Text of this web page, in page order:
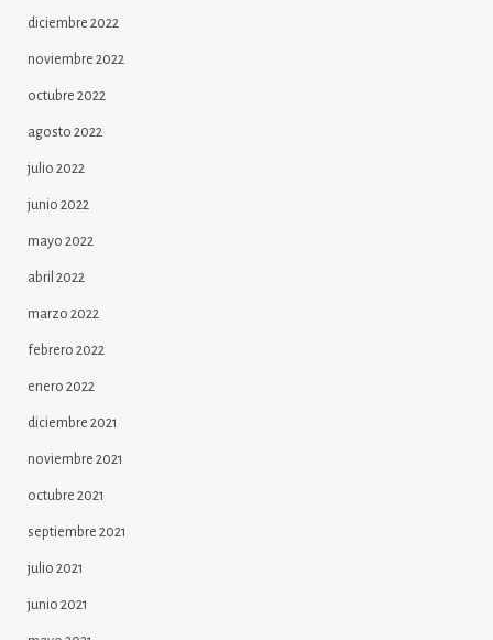
diciembre 2022
noviembre 2022
octubre 2022
agosto 2022
julio 2022
junio 2022
mayo 2022
abril 2022
marzo 2022
febrero 2022
enero 2022
diciembre 2021
noviembre 2021
octubre 2021
septiembre 2021
julio 2021
junio 2021